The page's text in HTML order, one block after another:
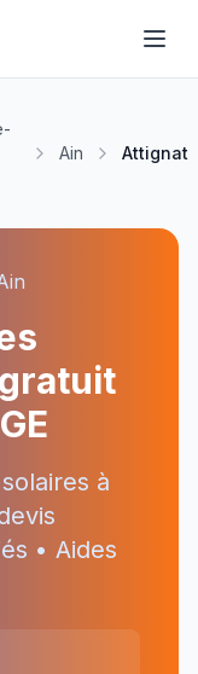
Ain Attignat
à
• Aides